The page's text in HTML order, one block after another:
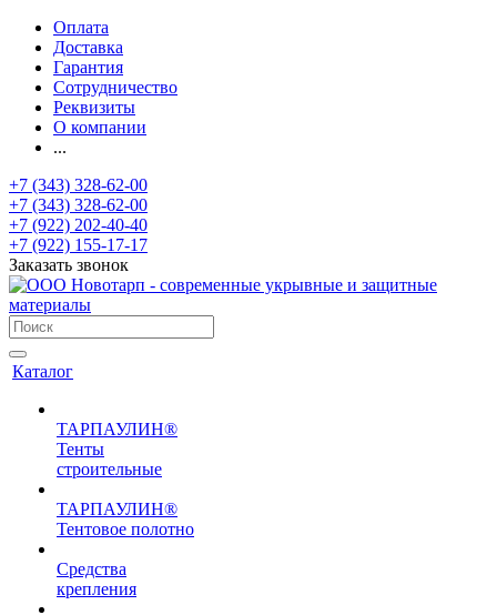
Оплата
Доставка
Гарантия
Сотрудничество
Реквизиты
О компании
...
+7 (343) 328-62-00
+7 (343) 328-62-00
+7 (922) 202-40-40
+7 (922) 155-17-17
Заказать звонок
Каталог
ТАРПАУЛИН®
Тенты
строительные
ТАРПАУЛИН®
Тентовое полотно
Средства
крепления